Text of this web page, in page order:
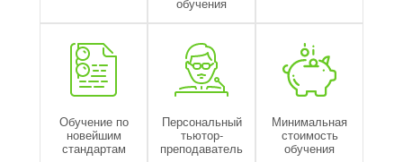
Обучение по
новейшим
стандартам
Персональный
тьютор-
преподаватель
Минимальная
стоимость
обучения